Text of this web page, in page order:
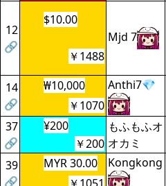
12
🔗
$10.00
Mjd 7
￥1488
14
🔗
₩10,000 Anthi7💎
￥1070
37
🔗
¥200
もふもふオ
オカミ
￥200
39
🔗
MYR 30.00 Kongkong